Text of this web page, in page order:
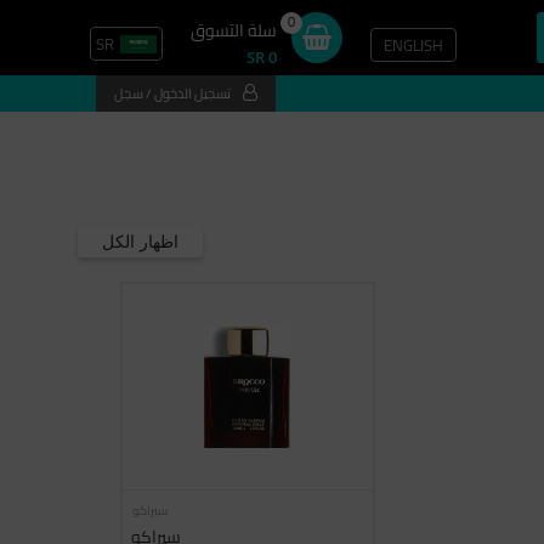
ENGLISH
0 سلة التسوق
SR 0
SR
تسجيل الدخول / سجل
اظهار الكل
سيراكو
سيراكو